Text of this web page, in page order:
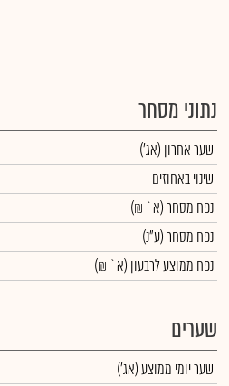
נתוני מסחר
שער אחרון (אג')
שינוי באחוזים
נפח מסחר(א` ₪)
נפח מסחר(ע"נ)
נפח ממוצע לרבעון (א` ₪)
שערים
שער יומי ממוצע(אג')